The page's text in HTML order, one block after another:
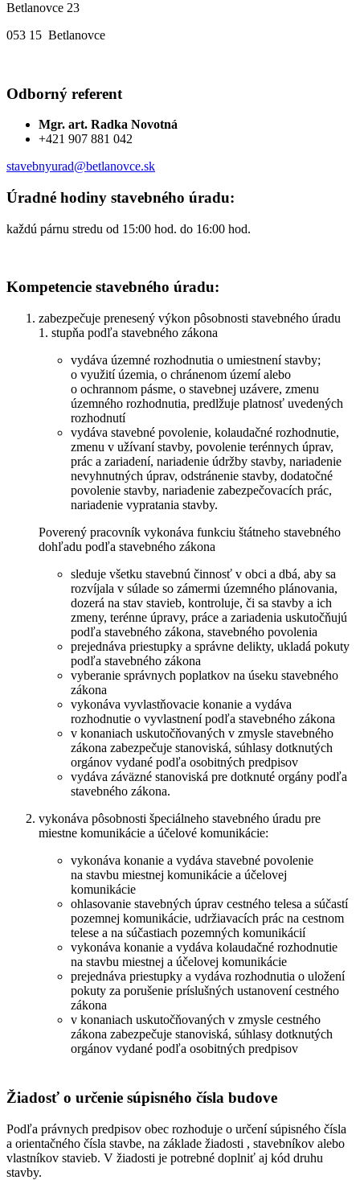
Betlanovce 23
053 15 Betlanovce
Odborný referent
Mgr. art. Radka Novotná
+421 907 881 042
stavebnyurad@betlanovce.sk
Úradné hodiny stavebného úradu:
každú párnu stredu od 15:00 hod. do 16:00 hod.
Kompetencie stavebného úradu:
zabezpečuje prenesený výkon pôsobnosti stavebného úradu
1. stupňa podľa stavebného zákona
vydáva územné rozhodnutia o umiestnení stavby;
o využití územia, o chránenom území alebo
o ochrannom pásme, o stavebnej uzávere, zmenu
územného rozhodnutia, predlžuje platnosť uvedených
rozhodnutí
vydáva stavebné povolenie, kolaudačné rozhodnutie,
zmenu v užívaní stavby, povolenie terénnych úprav,
prác a zariadení, nariadenie údržby stavby, nariadenie
nevyhnutných úprav, odstránenie stavby, dodatočné
povolenie stavby, nariadenie zabezpečovacích prác,
nariadenie vypratania stavby.
Poverený pracovník vykonáva funkciu štátneho stavebného
dohľadu podľa stavebného zákona
sleduje všetku stavebnú činnosť v obci a dbá, aby sa
rozvíjala v súlade so zámermi územného plánovania,
dozerá na stav stavieb, kontroluje, či sa stavby a ich
zmeny, terénne úpravy, práce a zariadenia uskutočňujú
podľa stavebného zákona, stavebného povolenia
prejednáva priestupky a správne delikty, ukladá pokuty
podľa stavebného zákona
vyberanie správnych poplatkov na úseku stavebného
zákona
vykonáva vyvlastňovacie konanie a vydáva
rozhodnutie o vyvlastnení podľa stavebného zákona
v konaniach uskutočňovaných v zmysle stavebného
zákona zabezpečuje stanoviská, súhlasy dotknutých
orgánov vydané podľa osobitných predpisov
vydáva záväzné stanoviská pre dotknuté orgány podľa
stavebného zákona.
vykonáva pôsobnosti špeciálneho stavebného úradu pre
miestne komunikácie a účelové komunikácie:
vykonáva konanie a vydáva stavebné povolenie
na stavbu miestnej komunikácie a účelovej
komunikácie
ohlasovanie stavebných úprav cestného telesa a súčastí
pozemnej komunikácie, udržiavacích prác na cestnom
telese a na súčastiach pozemných komunikácií
vykonáva konanie a vydáva kolaudačné rozhodnutie
na stavbu miestnej a účelovej komunikácie
prejednáva priestupky a vydáva rozhodnutia o uložení
pokuty za porušenie príslušných ustanovení cestného
zákona
v konaniach uskutočňovaných v zmysle cestného
zákona zabezpečuje stanoviská, súhlasy dotknutých
orgánov vydané podľa osobitných predpisov
Žiadosť o určenie súpisného čísla budove
Podľa právnych predpisov obec rozhoduje o určení súpisného čísla
a orientačného čísla stavbe, na základe žiadosti , stavebníkov alebo
vlastníkov stavieb. V žiadosti je potrebné doplniť aj kód druhu
stavby.